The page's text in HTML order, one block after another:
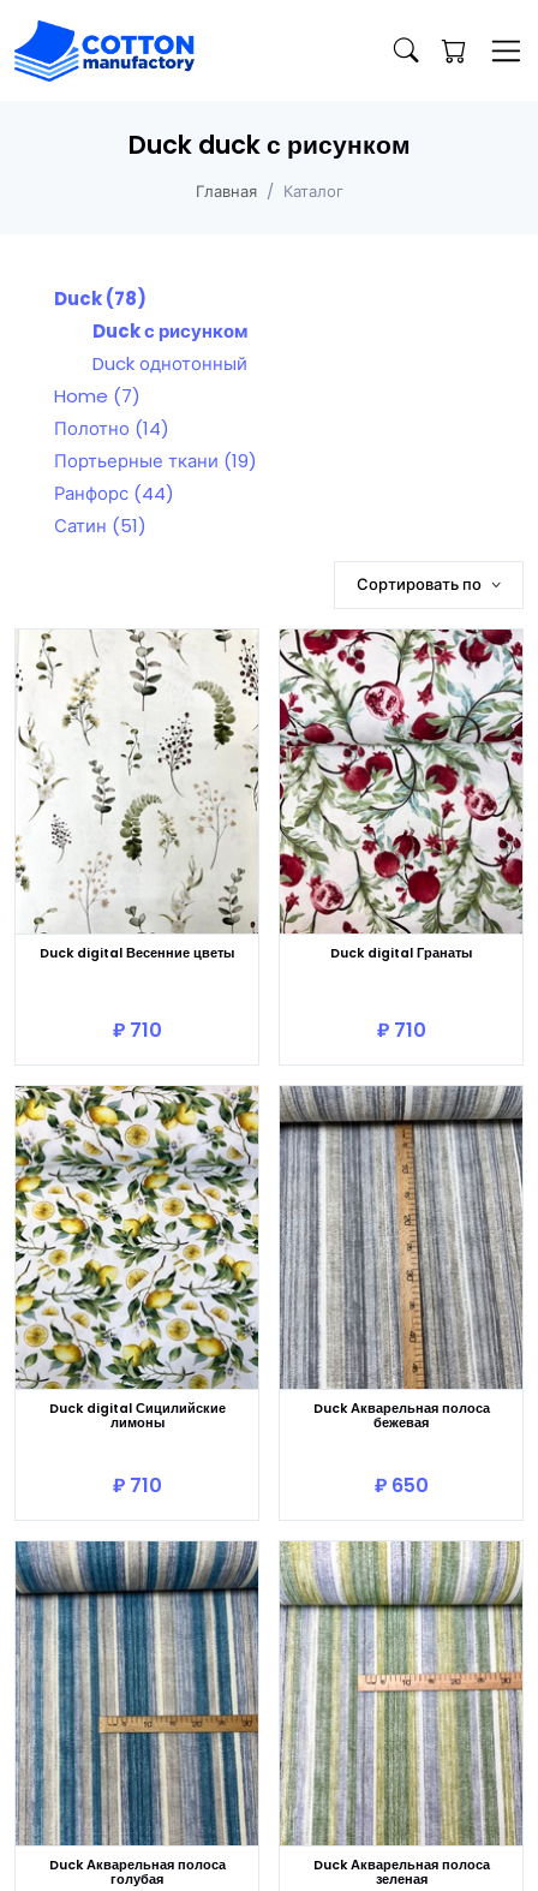
Duck duck с рисунком
Главная Каталог
Duck(78)
Duck с рисунком
Duck однотонный
Home (7)
Полотно (14)
Портьерные ткани (19)
Ранфорс (44)
Сатин (51)
Сортировать по
Duck digital Весенние цветы
₽ 710
Duck digital Гранаты
₽ 710
Duck digital Сицилийские
лимоны
₽ 710
Duck Акварельная полоса
бежевая
₽ 650
Duck Акварельная полоса
голубая
Duck Акварельная полоса
зеленая